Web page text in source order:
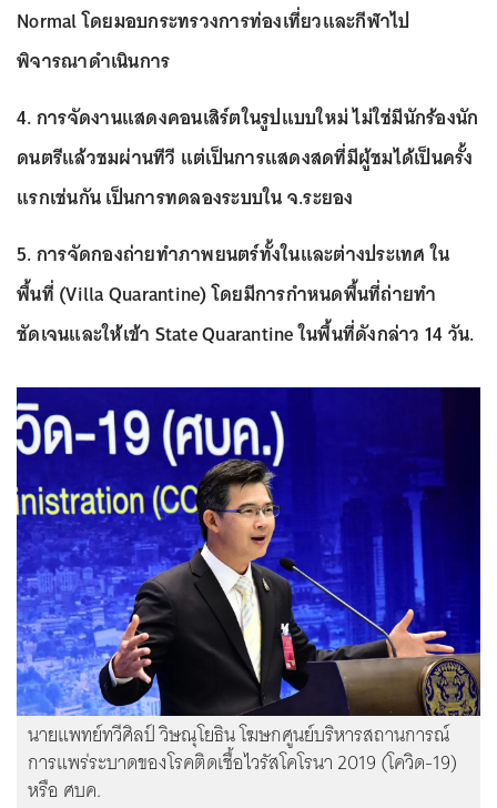
Normal โดยมอบกระทรวงการท่องเที่ยวและกีฬาไป
พิจารณาดำเนินการ
4. การจัดงานแสดงคอนเสิร์ตในรูปแบบใหม่ ไม่ใช่มีนักร้องนัก
ดนตรีแล้วชมผ่านทีวี แต่เป็นการแสดงสดที่มีผู้ชมได้เป็นครั้ง
แรกเช่นกัน เป็นการทดลองระบบใน จ.ระยอง
5. การจัดกองถ่ายทำภาพยนตร์ทั้งในและต่างประเทศ ใน
พื้นที่ (Villa Quarantine) โดยมีการกำหนดพื้นที่ถ่ายทำ
ชัดเจนและให้เข้า State Quarantine ในพื้นที่ดังกล่าว 14 วัน.
นายแพทย์ทวีศิลป์ วิษณุโยธิน โฆษกศูนย์บริหารสถานการณ์
การแพร่ระบาดของโรคติดเชื้อไวรัสโคโรนา 2019 (โควิด-19)
หรือ ศบค.